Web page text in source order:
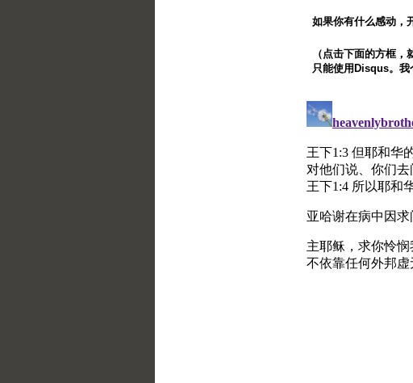
如果你有什么感动，
（点击下面的方框
只能使用Disqus。我